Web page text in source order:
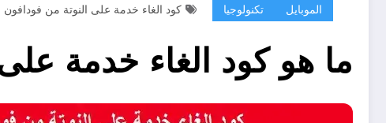
الموبايل تكنولوجيا كود الغاء خدمة على النوتة من فودافون
ما هو كود الغاء خدمة